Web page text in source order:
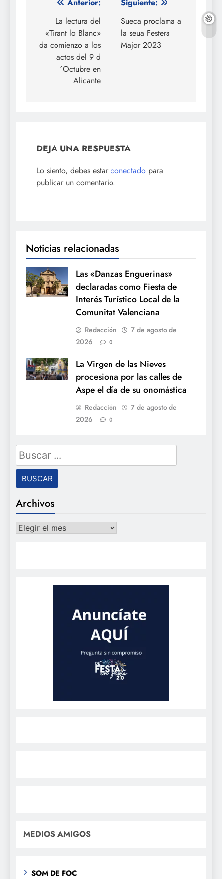
Navegación
entradas
Anterior:
La lectura del
«Tirant lo Blanc»
da comienzo a los
actos del 9 d
´Octubre en
Alicante
Siguiente:
Sueca proclama a
la seua Festera
Major 2023
DEJA UNA RESPUESTA
Lo siento, debes estar conectado para
publicar un comentario.
Noticias relacionadas
Las «Danzas Enguerinas»
declaradas como Fiesta de
Interés Turístico Local de la
Comunitat Valenciana
Redacción
7 de agosto de
2026
0
La Virgen de las Nieves
procesiona por las calles de
Aspe el día de su onomástica
Redacción
7 de agosto de
2026
0
Buscar:
Archivos
Archivos
MEDIOS AMIGOS
SOM DE FOC